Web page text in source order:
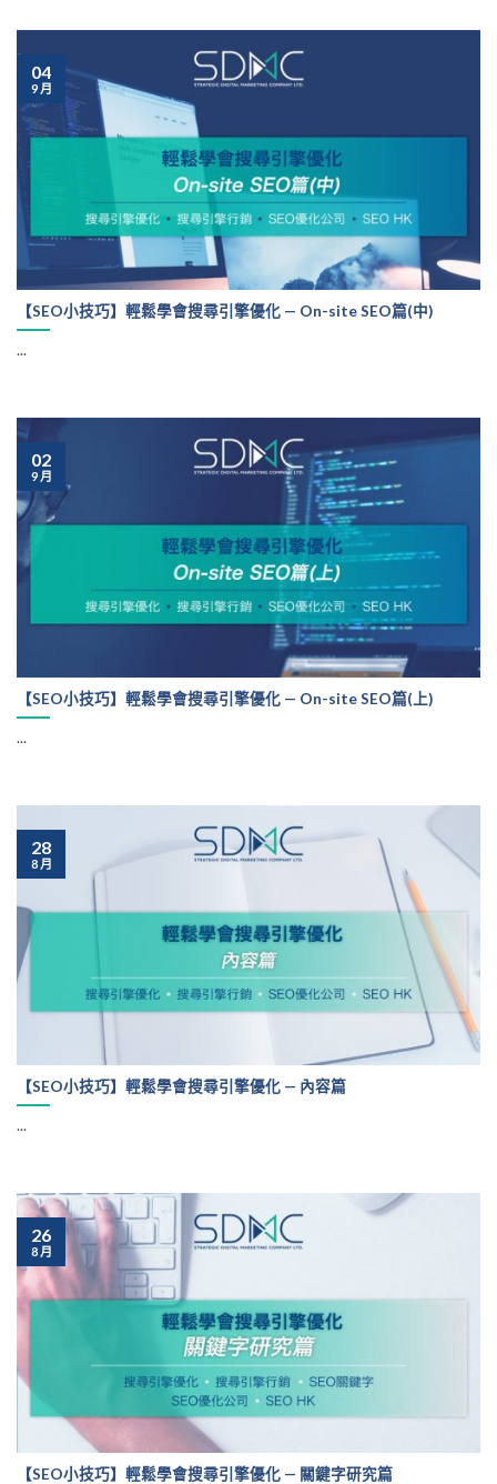
【SEO小技巧】輕鬆學會搜尋引擎優化 — On-site SEO篇(中)
...
04
9 月
【SEO小技巧】輕鬆學會搜尋引擎優化 — On-site SEO篇(上)
...
02
9 月
【SEO小技巧】輕鬆學會搜尋引擎優化 — 內容篇
...
28
8 月
【SEO小技巧】輕鬆學會搜尋引擎優化 — 關鍵字研究篇
26
8 月